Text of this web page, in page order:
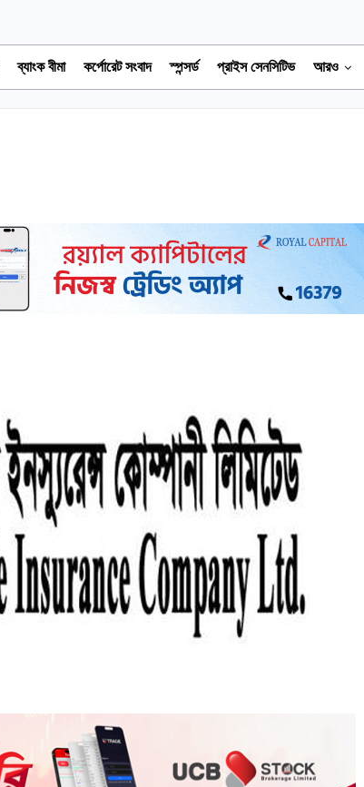
ব্যাংক বীমা কর্পোরেট সংবাদ স্পন্সর্ড প্রাইস সেনসিটিভ আরও